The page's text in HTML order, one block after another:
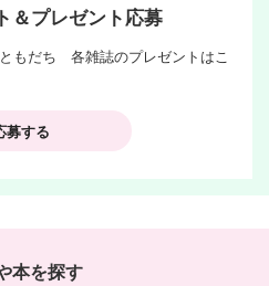
＆プレゼント応募
もだち 各雑誌のプレゼントはこ
募する
本を探す